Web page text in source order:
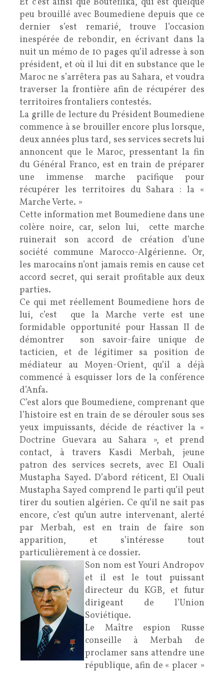
peu brouillé avec Boumediene depuis que ce
dernier s’est remarié, trouve l’occasion
inespérée de rebondir, en écrivant dans la
nuit un mémo de 10 pages qu’il adresse à son
président, et où il lui dit en substance que le
Maroc ne s’arrêtera pas au Sahara, et voudra
traverser la frontière afin de récupérer des
territoires frontaliers contestés.
La grille de lecture du Président Boumediene
commence à se brouiller encore plus lorsque,
deux années plus tard, ses services secrets lui
annoncent que le Maroc, pressentant la fin
du Général Franco, est en train de préparer
une immense marche pacifique pour
récupérer les territoires du Sahara : la «
Marche Verte. »
Cette information met Boumediene dans une
colère noire, car, selon lui, cette marche
ruinerait son accord de création d’une
société commune Marocco-Algérienne. Or,
les marocains n’ont jamais remis en cause cet
accord secret, qui serait profitable aux deux
parties.
Ce qui met réellement Boumediene hors de
lui, c’est que la Marche verte est une
formidable opportunité pour Hassan II de
démontrer son savoir-faire unique de
tacticien, et de légitimer sa position de
médiateur au Moyen-Orient, qu’il a déjà
commencé à esquisser lors de la conférence
d’Anfa.
C’est alors que Boumediene, comprenant que
l’histoire est en train de se dérouler sous ses
yeux impuissants, décide de réactiver la «
Doctrine Guevara au Sahara », et prend
contact, à travers Kasdi Merbah, jeune
patron des services secrets, avec El Ouali
Mustapha Sayed. D’abord réticent, El Ouali
Mustapha Sayed comprend le parti qu’il peut
tirer du soutien algérien. Ce qu’il ne sait pas
encore, c’est qu’un autre intervenant, alerté
par Merbah, est en train de faire son
apparition, et s’intéresse tout
particulièrement à ce dossier.
Son nom est Youri Andropov
et il est le tout puissant
directeur du KGB, et futur
dirigeant de l’Union
Soviétique.
Le Maître espion Russe
conseille à Merbah de
proclamer sans attendre une
république, afin de « placer »